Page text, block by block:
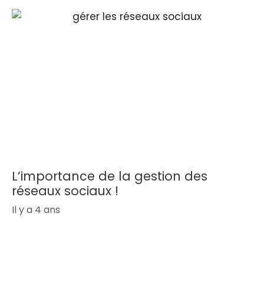
L’importance de la gestion des
réseaux sociaux !
Il y a 4 ans